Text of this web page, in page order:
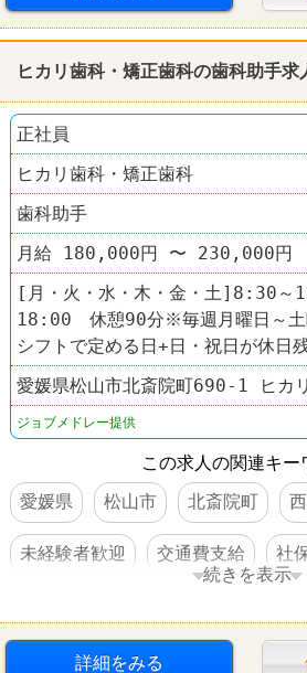
ヒカリ歯科・矯正歯科の歯科助手求
正社員
ヒカリ歯科・矯正歯科
歯科助手
月給 180,000円 〜 230,000円
[月・火・水・木・金・土]8:30
18:00 休憩90分※毎週月曜日～土
シフトで定める日+日・祝日が休日
愛媛県松山市北斎院町690-1 ヒカ
ジョブメドレー提供
この求人の関連キー
愛媛県
松山市 北斎院町
未経験者歓迎 交通費支給 社
続きを表示
詳細をみる